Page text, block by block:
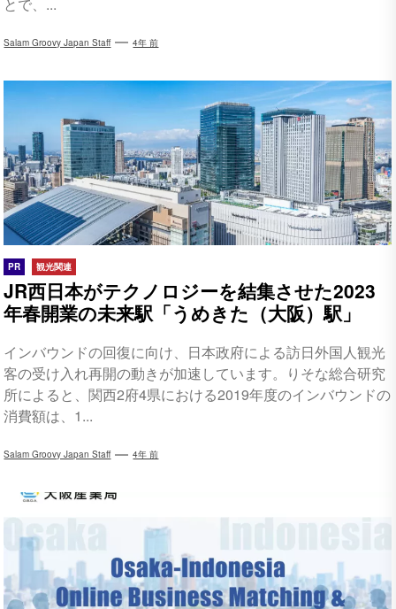
Salam Groovy Japan Staff 4年 前
PR 観光関連
JR西日本がテクノロジーを結集させた2023
年春開業の未来駅「うめきた（大阪）駅」
インバウンドの回復に向け、日本政府による訪日外国人観光
客の受け入れ再開の動きが加速しています。りそな総合研究
所によると、関西2府4県における2019年度のインバウンドの
消費額は、1...
Salam Groovy Japan Staff 4年 前